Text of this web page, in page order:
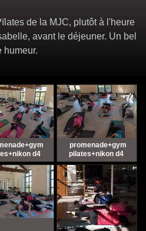
de la MJC, plutôt à l'heure
avant le déjeuner. Un bel
humeur.
d4
promenade+gym
pilates+nikon d4